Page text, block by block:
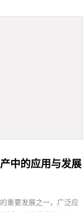
中的应用与发展
重要发展之一，广泛应